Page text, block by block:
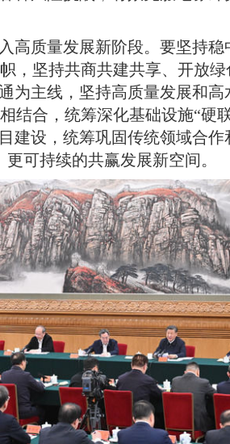
高质量发展新阶段。 要坚持稳
，坚持共商共建共享、开放
为主线，坚持高质量发展和
结合，统筹深化基础设施“硬
建设，统筹巩固传统领域合
可持续的共赢发展新空间。